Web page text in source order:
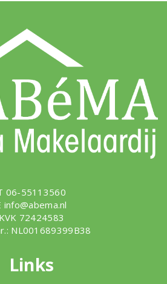
06-55113560
info@abema.nl
KVK 72424583
NL001689399B38
Links